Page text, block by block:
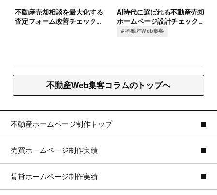
不動産Web集客コラムのトップへ
不動産ホームページ制作トップ
売買ホームページ制作実績
賃貸ホームページ制作実績